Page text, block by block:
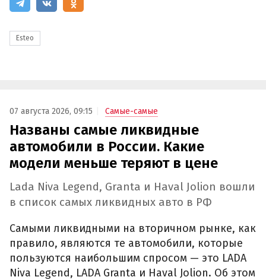
Esteo
07 августа 2026, 09:15 Самые-самые
Названы самые ликвидные
автомобили в России. Какие
модели меньше теряют в цене
Lada Niva Legend, Granta и Haval Jolion вошли
в список самых ликвидных авто в РФ
Самыми ликвидными на вторичном рынке, как
правило, являются те автомобили, которые
пользуются наибольшим спросом — это LADA
Niva Legend, LADA Granta и Haval Jolion. Об этом